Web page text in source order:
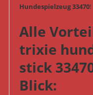
Hundespielzeug 33470!
Alle
trixie
stick
Blick: